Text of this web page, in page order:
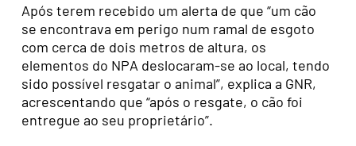
Após terem recebido um alerta de que “um cão
se encontrava em perigo num ramal de esgoto
com cerca de dois metros de altura, os
elementos do NPA deslocaram-se ao local, tendo
sido possível resgatar o animal”, explica a GNR,
acrescentando que “após o resgate, o cão foi
entregue ao seu proprietário”.